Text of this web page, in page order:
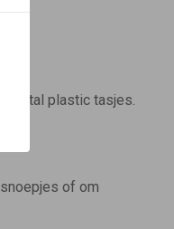
aantal plastic tasjes.
of om